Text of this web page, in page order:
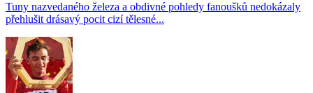
Tuny nazvedaného železa a obdivné pohledy fanoušků nedokázaly
přehlušit drásavý pocit cizí tělesné...